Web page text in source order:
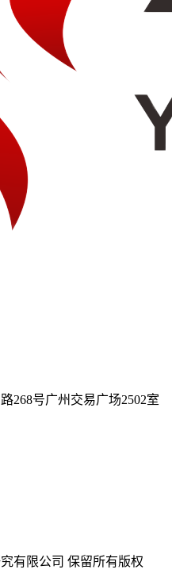
268号广州交易广场2502室
有限公司 保留所有版权